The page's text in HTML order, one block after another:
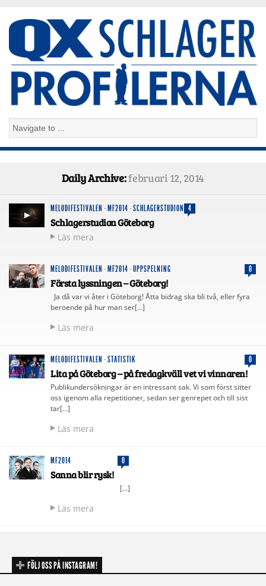
Daily Archive:februari 12, 2014
MELODIFESTIVALEN · MF2014 ·SCHLAGERSTUDION 4
Schlagerstudion Göteborg
Läs mera
MELODIFESTIVALEN · MF2014 ·UPPSPELNING 0
Första lyssningen – Göteborg!
Ja då var vi åter i Göteborg! Åtta bidrag ska bli två, eller fyra
beroende på hur man ser[…]
Läs mera
MELODIFESTIVALEN ·STATISTIK 0
Lita på Göteborg – på fredagkväll vet vi vinnaren!
Publikundersökningar är en intressant sak. Vi som först sitter
oss igenom alla repetitioner, sedan ser genrepet och till sist
tar[…]
Läs mera
MF2014 0
Sanna blir rysk!
[…]
Läs mera
FÖLJ OSS PÅ INSTAGRAM!